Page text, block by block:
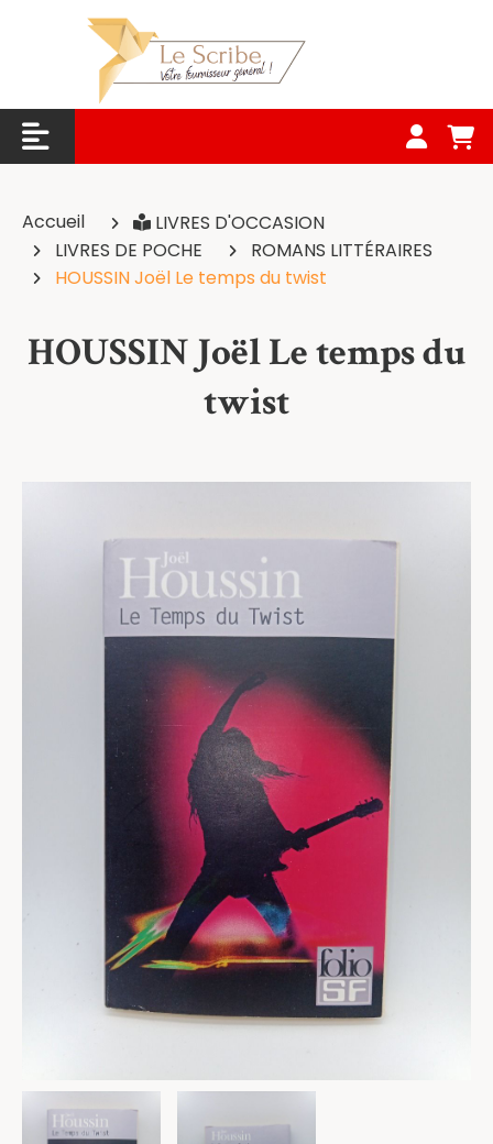
Accueil
LIVRES D'OCCASION
LIVRES DE POCHE
ROMANS LITTÉRAIRES
HOUSSIN Joël Le temps du twist
HOUSSIN Joël Le temps du
twist